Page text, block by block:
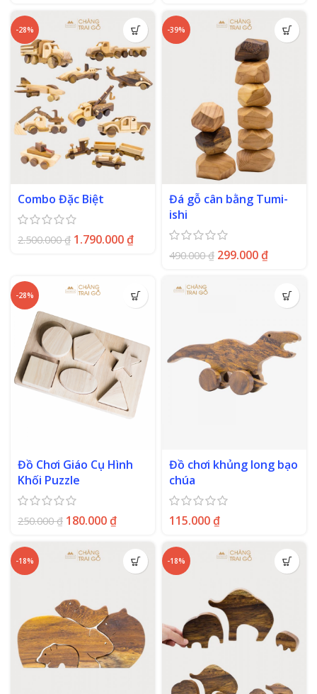
-28%
Combo Đặc Biệt
2.500.000₫ 1.790.000₫
-39%
Đá gỗ cân bằng Tumi-
ishi
490.000₫ 299.000₫
-28%
Đồ Chơi Giáo Cụ Hình
Khối Puzzle
250.000₫ 180.000₫
Đồ chơi khủng long bạo
chúa
115.000₫
-18% -18%